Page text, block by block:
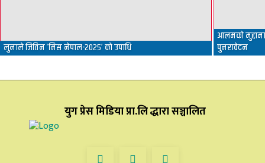
लुनाले जितिन ‘मिस नेपाल-२०२५’ को उपाधि
आलमको
पुनरावेदन
युग प्रेस मिडिया प्रा.लि द्धारा सञ्चालित